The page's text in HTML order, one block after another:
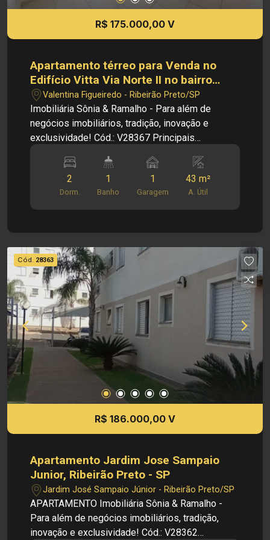
R$ 175.000,00 V
Apartamento térreo para Venda no
Edifício Vitta Via Norte II no bairro
Valentina Figueiredo em Ribeirão
Preto/SP.
Valentina Figueiredo - Ribeirão Preto/SP
Imobiliária Sônia & Ramalho - Para além de
negócios imobiliários, tradição, inovação e
exclusividade! Cód.: V28367 Principais
Dimensões: - 43,00m² de Área Útil Principais
informações do condomínio: - Portaria 24h -
infantil - 02 churrasqueiras completas com forno
a lenha e equipada com tudo - Salão de festas
completo, com aparelho de ar-condicionado,
freezer, churrasqueira, som, mesa e cadeiras
Investimento de venda: R$ 175.000,00 Obs.:
como imobiliária, me reservo o direito de alterar
qualquer informação referente aos valores,
dados e disponibilidade de meus imóveis, sem
aviso prévio.
2
Dorm.
1
Banho
1
Garagem
43 m²
A. Útil
Cód. 28363
R$ 186.000,00 V
Apartamento Jardim Jose Sampaio
Junior, Ribeirão Preto - SP
Jardim José Sampaio Júnior - Ribeirão Preto/SP
APARTAMENTO Imobiliária Sônia & Ramalho -
Para além de negócios imobiliários, tradição,
inovação e exclusividade! Cód.: V28362